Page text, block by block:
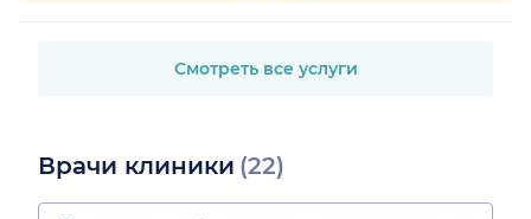
Смотреть все услуги
Врачи клиники (22)